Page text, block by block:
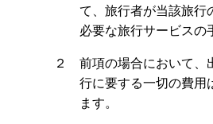
て、旅行者が当該旅行
必要な旅行サービスの
２ 前項の場合において、
行に要する一切の費用
ます。